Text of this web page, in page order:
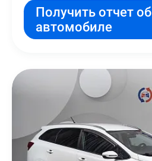
Получить отчет об
автомобиле